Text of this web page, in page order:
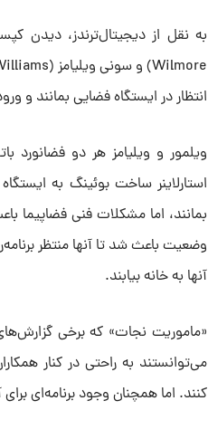
انتظار در ایستگاه فضایی بمانند و ورود کرو-۱۰ راه را برای بازگشت آنها به
استارلاینر ساخت بوئینگ به
بمانند، اما مشکلات فنی فضاپیما
وضعیت باعث شد تا آنها منتظر
آنها به خانه بیابند.
«ماموریت نجات» که برخی
می‌توانستند به راحتی در کنار
کنند. اما همچنان وجود برنامه‌ای برای